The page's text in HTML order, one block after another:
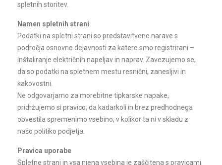
spletnih storitev.
Namen spletnih strani
Podatki na spletni strani so predstavitvene narave s
področja osnovne dejavnosti za katere smo registrirani –
Inštaliranje električnih napeljav in naprav. Zavezujemo se,
da so podatki na spletnem mestu resnični, zanesljivi in
kakovostni.
Ne odgovarjamo za morebitne tipkarske napake,
pridržujemo si pravico, da kadarkoli in brez predhodnega
obvestila spremenimo vsebino, v kolikor ta ni v skladu z
našo politiko podjetja.
Pravica uporabe
Spletne strani in vsa njena vsebina je zaščitena s pravicami